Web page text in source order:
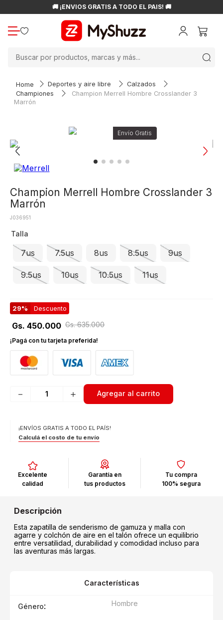
🚚 ¡ENVÍOS GRATIS A TODO EL PAÍS! 🚚
Deportes y aire libre
Calzados
Championes
Champion Merrell Hombre Crosslander 3
Marrón
Champion Merrell Hombre Crosslander 3
Marrón
J036951
Talla
7us 7.5us 8us 8.5us 9us
9.5us 10us 10.5us 11us
29% Descuento
Gs. 635.000
Gs. 450.000
¡Pagá con tu tarjeta preferida!
＋
－ Agregar al carrito
¡ENVÍOS GRATIS A TODO EL PAÍS!
Calculá el costo de tu envío
Excelente
calidad
Garantía en
tus productos
Tu compra
100% segura
Esta zapatilla de senderismo de gamuza y malla con
agarre y colchón de aire en el talón ofrece un equilibrio
entre versatilidad, durabilidad y comodidad incluso para
las aventuras más largas.
Características
Género: Hombre